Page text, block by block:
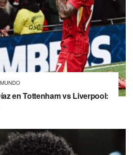
en Tottenham vs Liverpool: